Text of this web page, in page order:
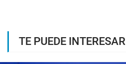
TE PUEDE INTERESAR